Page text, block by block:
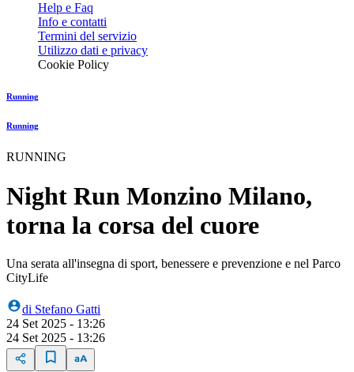
Help e Faq
Info e contatti
Termini del servizio
Utilizzo dati e privacy
Cookie Policy
Running
Running
RUNNING
Night Run Monzino Milano,
torna la corsa del cuore
Una serata all'insegna di sport, benessere e prevenzione e nel Parco
CityLife
di Stefano Gatti
24 Set 2025 - 13:26
24 Set 2025 - 13:26